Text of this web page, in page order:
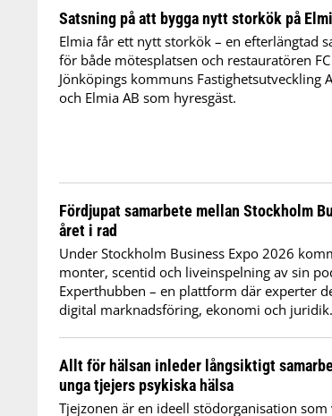
Satsning på att bygga nytt storkök på
Elmia får ett nytt storkök – en efterlängtad
för både mötesplatsen och restauratören
Jönköpings kommuns Fastighetsutveckling
och Elmia AB som hyresgäst.
Fördjupat samarbete mellan Stockholm
året i rad
Under Stockholm Business Expo 2026
monter, scentid och liveinspelning av sin
Experthubben – en plattform där experter
digital marknadsföring, ekonomi och juridik.
Allt för hälsan inleder långsiktigt
unga tjejers psykiska hälsa
Tjejzonen är en ideell stödorganisation